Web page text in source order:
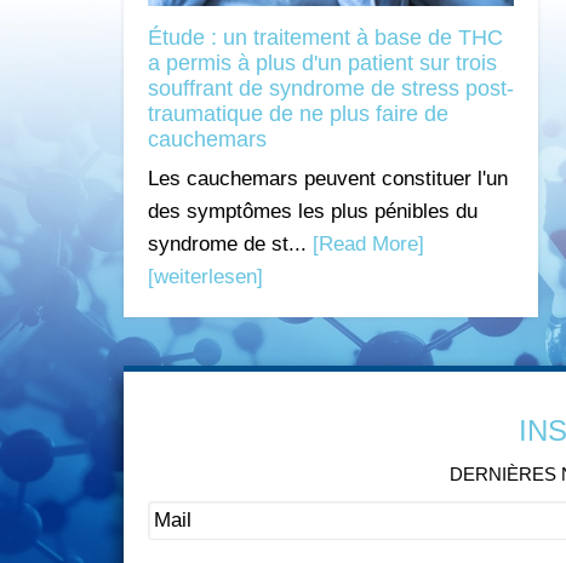
Étude : un traitement à base de THC
a permis à plus d'un patient sur trois
souffrant de syndrome de stress post-
traumatique de ne plus faire de
cauchemars
Les cauchemars peuvent constituer l'un
des symptômes les plus pénibles du
syndrome de st... [Read More]
[weiterlesen]
DERNIÈRES